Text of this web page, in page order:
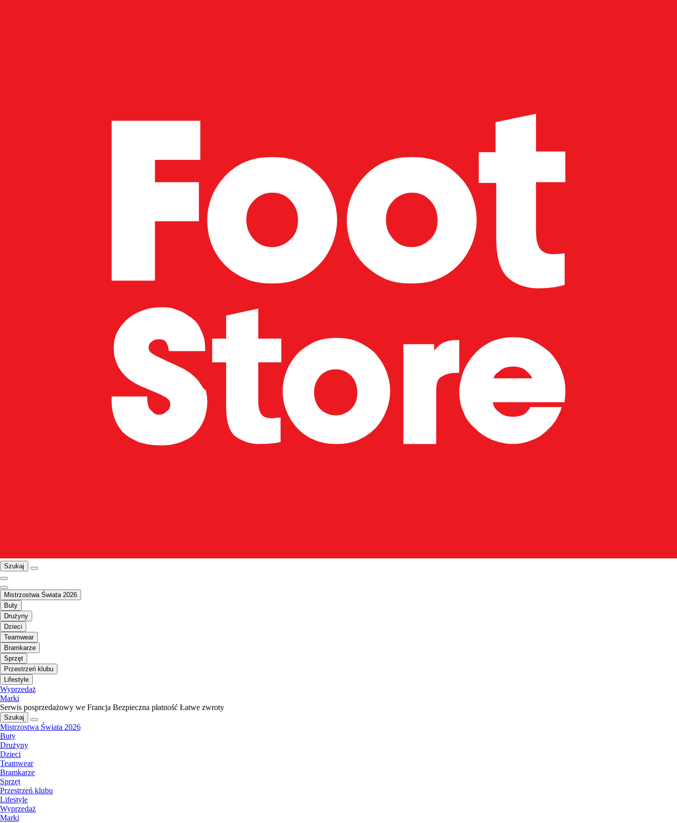
Szukaj
Mistrzostwa Świata 2026
Buty
Drużyny
Dzieci
Teamwear
Bramkarze
Sprzęt
Przestrzeń klubu
Lifestyle
Wyprzedaż
Marki
Serwis posprzedażowy we Francja Bezpieczna płatność Łatwe zwroty
Szukaj
Mistrzostwa Świata 2026
Buty
Drużyny
Dzieci
Teamwear
Bramkarze
Sprzęt
Przestrzeń klubu
Lifestyle
Wyprzedaż
Marki